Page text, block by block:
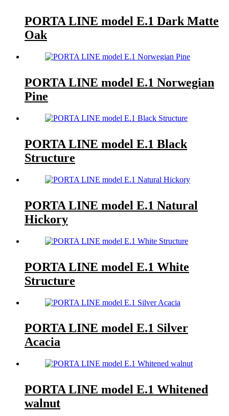
PORTA LINE model E.1 Dark Matte
Oak
PORTA LINE model E.1 Norwegian
Pine
PORTA LINE model E.1 Black
Structure
PORTA LINE model E.1 Natural
Hickory
PORTA LINE model E.1 White
Structure
PORTA LINE model E.1 Silver
Acacia
PORTA LINE model E.1 Whitened
walnut